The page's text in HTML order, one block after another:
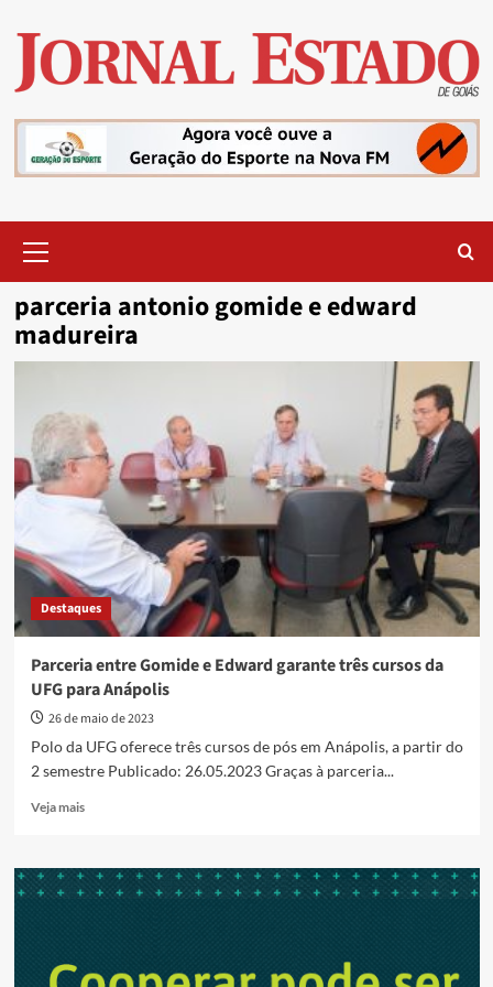
content
Menu
parceria antonio gomide e edward
madureira
Destaques
Parceria entre Gomide e Edward garante três cursos da
UFG para Anápolis
26 de maio de 2023
Polo da UFG oferece três cursos de pós em Anápolis, a partir do
2 semestre Publicado: 26.05.2023 Graças à parceria...
Veja maisRead
Parceria
entre
garante